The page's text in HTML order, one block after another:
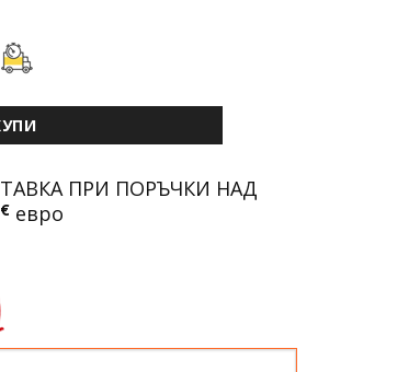
ПРИ ПОРЪЧКИ НАД
€евро